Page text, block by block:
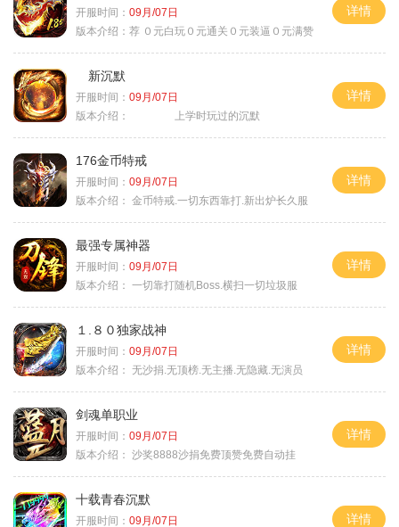
开服时间： 09月/07日
版本介绍： 荐 ０元白玩０元通关０元装逼０元满赞
详情
新沉默
开服时间： 09月/07日
版本介绍：
上学时玩过的沉默
详情
176金币特戒
开服时间： 09月/07日
版本介绍： 金币特戒.一切东西靠打.新出炉长久服
详情
最强专属神器
开服时间： 09月/07日
版本介绍： 一切靠打随机Boss.横扫一切垃圾服
详情
１.８０独家战神
开服时间： 09月/07日
版本介绍： 无沙捐.无顶榜.无主播.无隐藏.无演员
详情
剑魂单职业
开服时间： 09月/07日
版本介绍： 沙奖8888沙捐免费顶赞免费自动挂
详情
十载青春沉默
开服时间： 09月/07日
详情